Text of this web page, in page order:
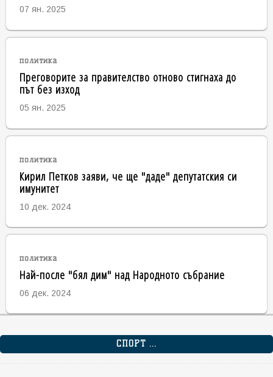
07 ян. 2025
политика
Преговорите за правителство отново стигнаха до
път без изход
05 ян. 2025
политика
Кирил Петков заяви, че ще "даде" депутатския си
имунитет
10 дек. 2024
политика
Най-после "бял дим" над Народното събрание
06 дек. 2024
СПОРТ ...